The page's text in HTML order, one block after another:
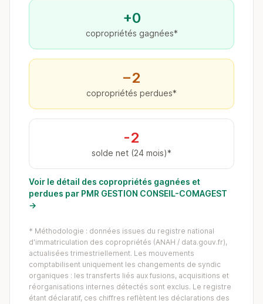
+0
copropriétés gagnées*
−2
copropriétés perdues*
-2
solde net (24 mois)*
Voir le détail des copropriétés gagnées et
perdues par PMR GESTION CONSEIL-COMAGEST
→
* Méthodologie : données issues du registre national
d'immatriculation des copropriétés (ANAH / data.gouv.fr),
actualisées trimestriellement. Les mouvements
comptabilisent uniquement les changements de syndic
organiques : les transferts liés aux fusions, acquisitions et
réorganisations internes détectés sont exclus. Le registre
étant déclaratif, ces chiffres reflètent les déclarations des